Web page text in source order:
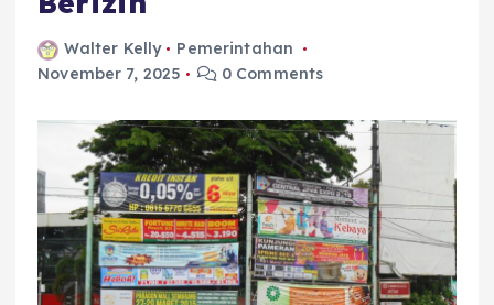
Walter Kelly
Pemerintahan
November 7, 2025
0 Comments